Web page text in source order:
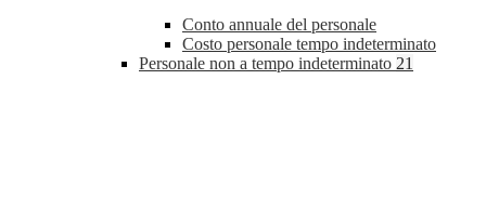
Conto annuale del personale
Costo personale tempo indeterminato
Personale non a tempo indeterminato 21